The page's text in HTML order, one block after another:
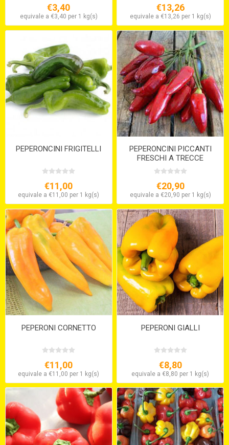
€3,40
equivale a €3,40 per 1 kg(s)
€13,26
equivale a €13,26 per 1 kg(s)
PEPERONCINI FRIGITELLI
€11,00
equivale a €11,00 per 1 kg(s)
PEPERONCINI PICCANTI
FRESCHI A TRECCE
€20,90
equivale a €20,90 per 1 kg(s)
PEPERONI CORNETTO
€11,00
equivale a €11,00 per 1 kg(s)
PEPERONI GIALLI
€8,80
equivale a €8,80 per 1 kg(s)